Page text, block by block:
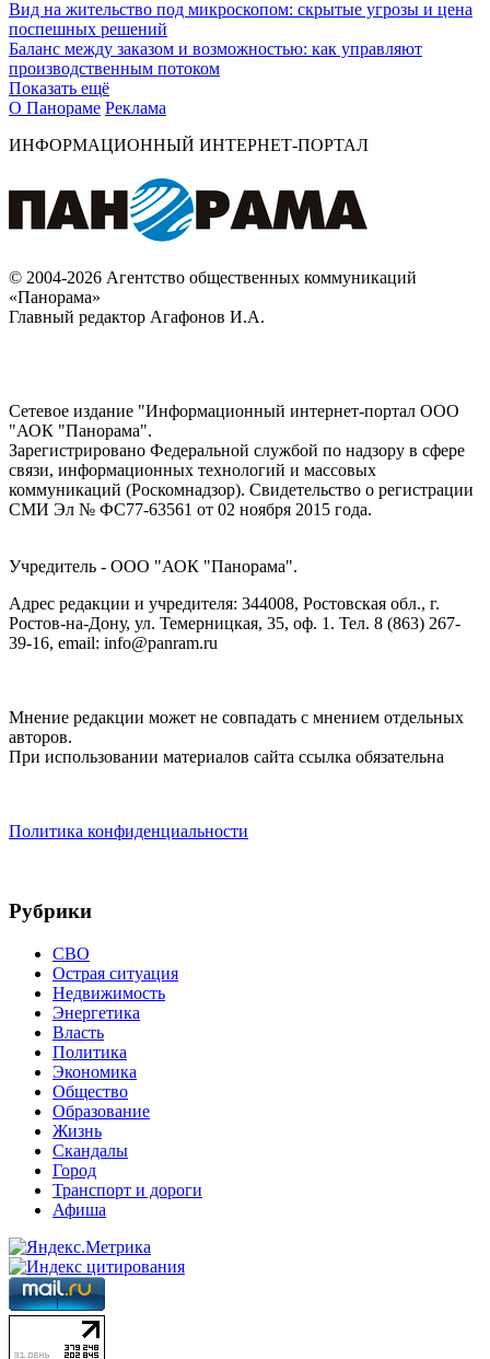
Вид на жительство под микроскопом: скрытые угрозы и цена
поспешных решений
Баланс между заказом и возможностью: как управляют
производственным потоком
Показать ещё
О Панораме Реклама
ИНФОРМАЦИОННЫЙ ИНТЕРНЕТ-ПОРТАЛ
© 2004-2026 Агентство общественных коммуникаций
«Панорама»
Главный редактор Агафонов И.А.
Сетевое издание "Информационный интернет-портал ООО
"АОК "Панорама".
Зарегистрировано Федеральной службой по надзору в сфере
связи, информационных технологий и массовых
коммуникаций (Роскомнадзор). Cвидетельство о регистрации
СМИ Эл № ФС77-63561 от 02 ноября 2015 года.
Учредитель - ООО "АОК "Панорама".
Адрес редакции и учредителя: 344008, Ростовская обл., г.
Ростов-на-Дону, ул. Темерницкая, 35, оф. 1. Тел. 8 (863) 267-
39-16, email: info@panram.ru
Мнение редакции может не совпадать с мнением отдельных
авторов.
При использовании материалов сайта ссылка обязательна
Политика конфиденциальности
Рубрики
СВО
Острая ситуация
Недвижимость
Энергетика
Власть
Политика
Экономика
Общество
Образование
Жизнь
Скандалы
Город
Транспорт и дороги
Афиша